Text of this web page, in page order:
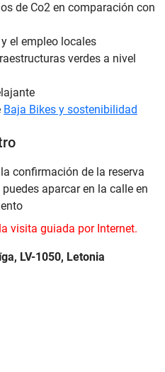
de Co2 en comparación con
el empleo locales
verdes a nivel
Baja Bikes y sostenibilidad
confirmación de la reserva
aparcar en la calle en
visita guiada por Internet.
LV-1050, Letonia